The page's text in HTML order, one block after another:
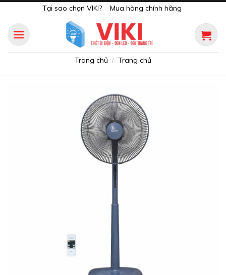
content
Tại sao chọn VIKI? Mua hàng chính hãng
Trang chủ / Trang chủ